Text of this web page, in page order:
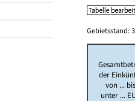
Gebietsstand:
der
von ...
unter ...